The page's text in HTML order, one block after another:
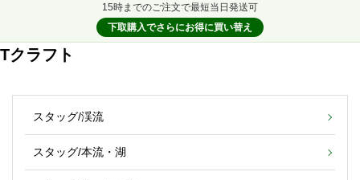
15時までのご注文で最短当日発送可
下取購入でさらにお得に買い替え
Tクラフト
スタッグ/渓流
スタッグ/本流・湖